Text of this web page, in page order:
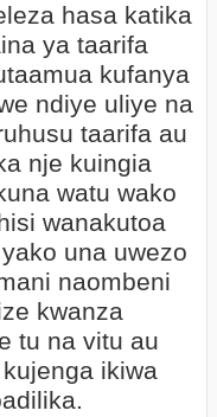
hasa katika
ya taarifa
kufanya
ndiye uliye na
taarifa au
nje kuingia
watu wako
wanakutoa
una uwezo
naombeni
kwanza
tu na vitu au
ikiwa